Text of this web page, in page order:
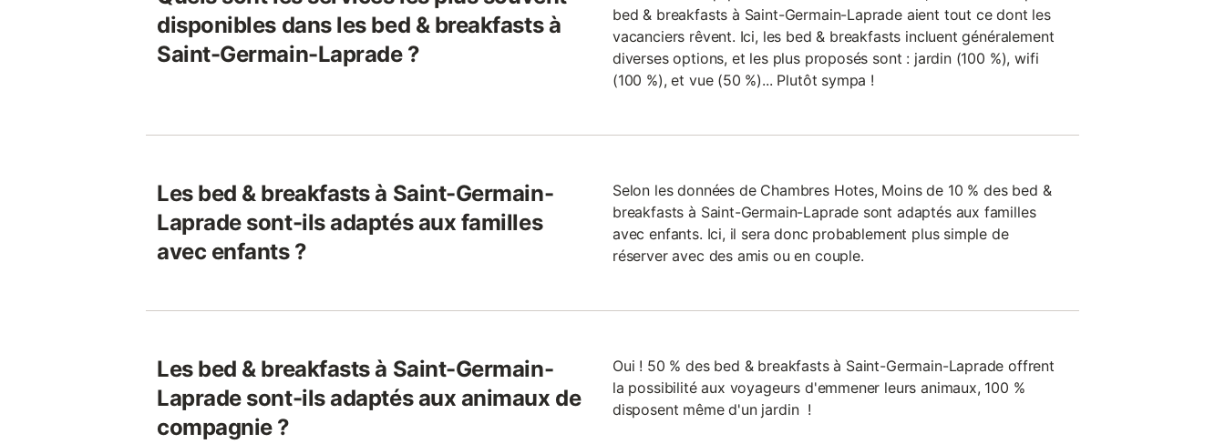
disponibles dans les bed & breakfasts à
Saint-Germain-Laprade ?
bed & breakfasts à Saint-Germain-Laprade aient tout ce dont les
vacanciers rêvent. Ici, les bed & breakfasts incluent généralement
diverses options, et les plus proposés sont : jardin (100 %), wifi
(100 %), et vue (50 %)... Plutôt sympa !
Les bed & breakfasts à Saint-Germain-
Laprade sont-ils adaptés aux familles
avec enfants ?
Selon les données de Chambres Hotes, Moins de 10 % des bed &
breakfasts à Saint-Germain-Laprade sont adaptés aux familles
avec enfants. Ici, il sera donc probablement plus simple de
réserver avec des amis ou en couple.
Les bed & breakfasts à Saint-Germain-
Laprade sont-ils adaptés aux animaux de
compagnie ?
Oui ! 50 % des bed & breakfasts à Saint-Germain-Laprade offrent
la possibilité aux voyageurs d'emmener leurs animaux, 100 %
disposent même d'un jardin !